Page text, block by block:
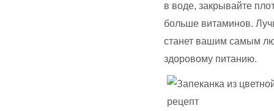
в воде, закрывайте
больше витаминов.
станет вашим самым
здоровому питанию.